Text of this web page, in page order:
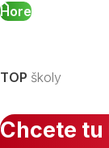
Hore
TOP školy
Chcete